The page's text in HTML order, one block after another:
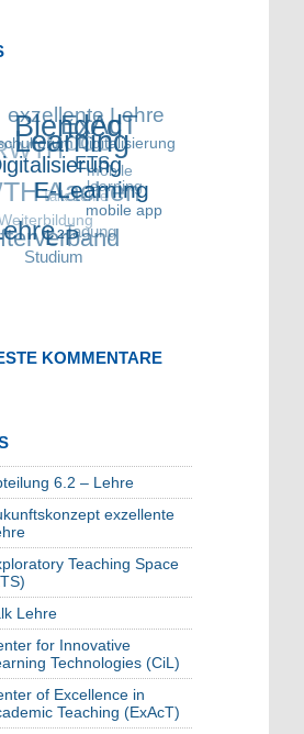
Blended
Learning
E-Learning
ETS
ExAcT
exzellente Lehre
L²P
mobile app
mobile
learning
MOOC
RWTH
Aachen
Studium
Tagung
Talk Lehre
Weiterbildung
KOMMENTARE
6.2 – Lehre
exzellente
Teaching Space
Lehre
for Innovative
Technologies (CiL)
of Excellence in
Teaching (ExAcT)